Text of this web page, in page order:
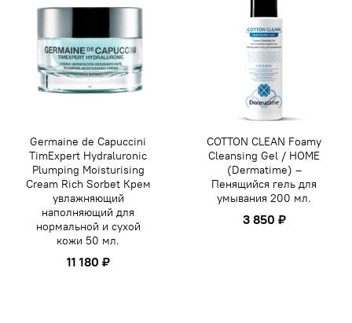
Germaine de Capuccini
TimExpert Hydraluronic
Plumping Moisturising
Cream Rich Sorbet Крем
увлажняющий
наполняющий для
нормальной и сухой
кожи 50 мл.
11 180 ₽
COTTON CLEAN Foamy
Cleansing Gel / HOME
(Dermatime) –
Пенящийся гель для
умывания 200 мл.
3 850 ₽